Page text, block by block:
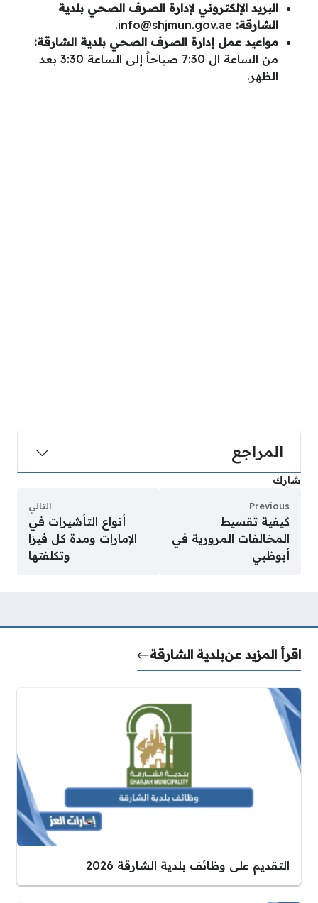
البريد الإلكتروني لإدارة الصرف الصحي بلدية
الشارقة: info@shjmun.gov.ae
.
مواعيد عمل إدارة الصرف الصحي بلدية الشارقة:
من الساعة ال 7:30 صباحاََ إلى الساعة 3:30 بعد
الظهر.
المراجع
شارك
Previous
كيفية تقسيط
المخالفات المرورية في
أبوظبي
التالي
أنواع التأشيرات في
الإمارات ومدة كل فيزا
وتكلفتها
اقرأ المزيد عنبلدية الشارقة
التقديم على وظائف بلدية الشارقة 2026